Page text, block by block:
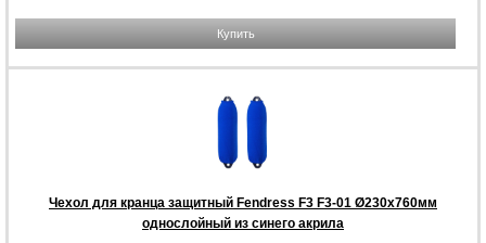
Купить
Чехол для кранца защитный Fendress F3 F3-01 Ø230х760мм
однослойный из синего акрила